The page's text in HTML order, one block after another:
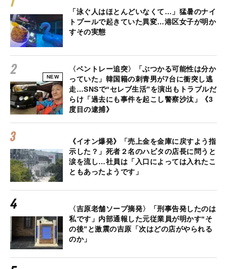
「泳ぐ人はほとんどいなくて…」猛暑のナイ
トプールで起きていた異変…港区女子が明か
すその実態
NEW
〈ベントレー追突〉「ぶつかる可能性は分か
っていた」韓国籍の刺青男が7台に衝突し逃
走…SNSで“セレブ生活”を演出もトラブルだ
らけ「過去にも事件を起こし警察沙汰」《3
度目の逮捕》
《イオン爆発》「売上金を金庫に戻すよう指
示した？」死者２名のハビタの店長に問うと
涙を流し…社員は「入口によっては入れたこ
ともあったようです」
〈吉原老舗ソープ摘発〉「刑事告発したのは
私です」内部通報した元従業員が明かす“そ
の後”と激震の吉原「次はどの店がやられる
のか」